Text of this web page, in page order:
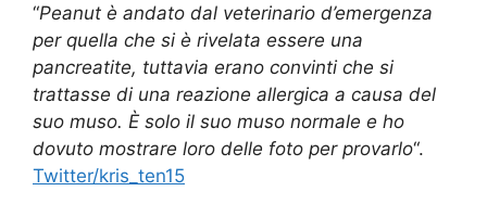
“Peanut è andato dal veterinario d’emergenza
per quella che si è rivelata essere una
pancreatite, tuttavia erano convinti che si
trattasse di una reazione allergica a causa del
suo muso. È solo il suo muso normale e ho
dovuto mostrare loro delle foto per provarlo“.
Twitter/kris_ten15